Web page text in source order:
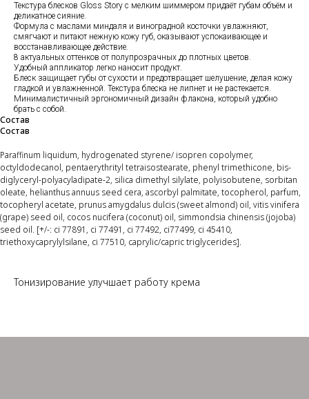
Текстура блесков Gloss Story с мелким шиммером придаёт губам объём и
деликатное сияние.
Формула с маслами миндаля и виноградной косточки увлажняют,
смягчают и питают нежную кожу губ, оказывают успокаивающее и
восстанавливающее действие.
8 актуальных оттенков от полупрозрачных до плотных цветов.
Удобный аппликатор легко наносит продукт.
Блеск защищает губы от сухости и предотвращает шелушение, делая кожу
гладкой и увлажненной. Текстура блеска не липнет и не растекается.
Минималистичный эргономичный дизайн флакона, который удобно
брать с собой.
Состав
Состав
Paraffinum liquidum, hydrogenated styrene/ isopren copolymer,
octyldodecanol, pentaerythrityl tetraisostearate, phenyl trimethicone, bis-
diglyceryl-polyacyladipate-2, silica dimethyl silylate, polyisobutene, sorbitan
oleate, helianthus annuus seed cera, ascorbyl palmitate, tocopherol, parfum,
tocopheryl acetate, prunus amygdalus dulcis (sweet almond) oil, vitis vinifera
(grape) seed oil, cocos nucifera (coconut) oil, simmondsia chinensis (jojoba)
seed oil. [+/-: ci 77891, ci 77491, ci 77492, ci77499, ci 45410,
triethoxycaprylylsilane, ci 77510, caprylic/capric triglycerides].
Тонизирование улучшает работу крема